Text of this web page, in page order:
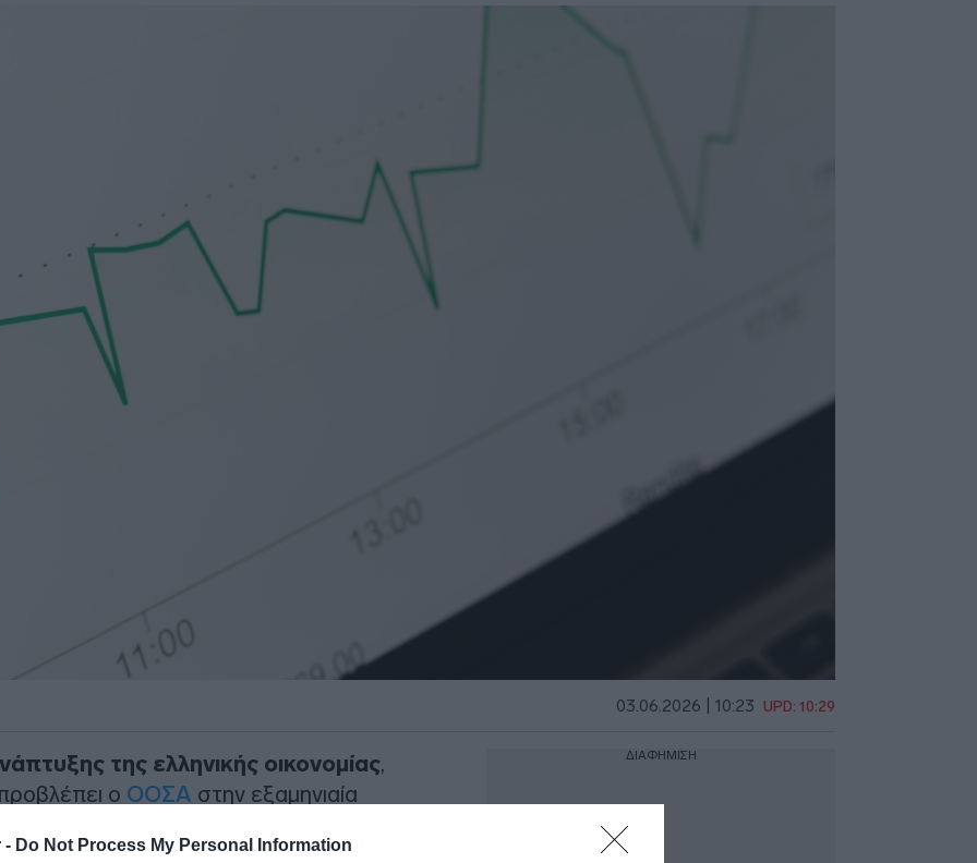
- Do Not Process My Personal Information
03.06.2026 | 10:23 UPD: 10:29
της ελληνικής οικονομίας,
ο ΟΟΣΑ στην εξαμηνιαία
ΔΙΑΦΗΜΙΣΗ